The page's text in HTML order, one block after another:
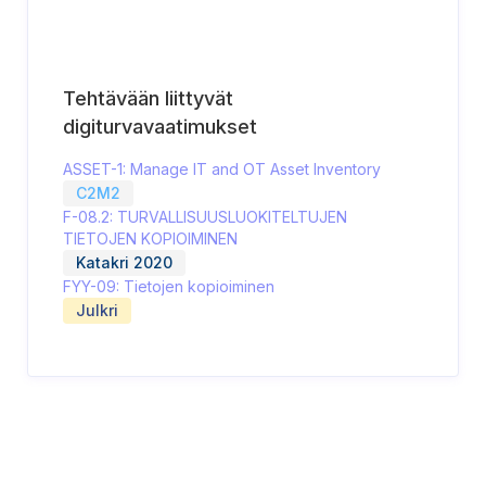
Tehtävään liittyvät
digiturvavaatimukset
ASSET-1: Manage IT and OT Asset Inventory
C2M2
F-08.2: TURVALLISUUSLUOKITELTUJEN
TIETOJEN KOPIOIMINEN
Katakri 2020
FYY-09: Tietojen kopioiminen
Julkri